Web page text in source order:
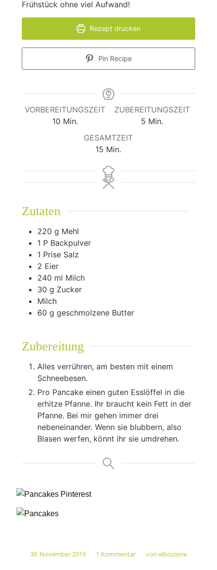
Frühstück ohne viel Aufwand!
Rezept drucken
Pin Recipe
VORBEREITUNGSZEIT
10Minuten
Min.
ZUBEREITUNGSZEIT
5Minuten
Min.
GESAMTZEIT
15 Minuten
Min.
Zutaten
220 g Mehl
1 P Backpulver
1 Prise Salz
2 Eier
240 ml Milch
30 g Zucker
Milch
60 g geschmolzene Butter
Zubereitung
Alles verrühren, am besten mit einem
Schneebesen.
Pro Pancake einen guten Esslöffel in die
erhitze Pfanne. Ihr braucht kein Fett in der
Pfanne. Bei mir gehen immer drei
nebeneinander. Wenn sie blubbern, also
Blasen werfen, könnt ihr sie umdrehen.
30. November 2019
/ 1 Kommentar
/ von elbcuisine